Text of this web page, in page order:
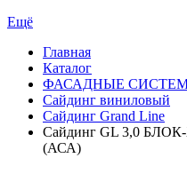
Ещё
Главная
Каталог
ФАСАДНЫЕ
Сайдинг виниловый
Сайдинг Grand Line
Сайдинг GL 3,0
(АСА)